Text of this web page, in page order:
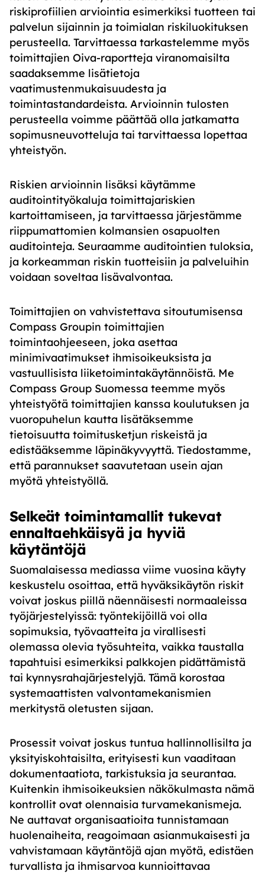
riskiprofiilien arviointia esimerkiksi tuotteen tai
palvelun sijainnin ja toimialan riskiluokituksen
perusteella. Tarvittaessa tarkastelemme myös
toimittajien Oiva-raportteja viranomaisilta
saadaksemme lisätietoja
vaatimustenmukaisuudesta ja
toimintastandardeista. Arvioinnin tulosten
perusteella voimme päättää olla jatkamatta
sopimusneuvotteluja tai tarvittaessa lopettaa
yhteistyön.
Riskien arvioinnin lisäksi käytämme
auditointityökaluja toimittajariskien
kartoittamiseen, ja tarvittaessa järjestämme
riippumattomien kolmansien osapuolten
auditointeja. Seuraamme auditointien tuloksia,
ja korkeamman riskin tuotteisiin ja palveluihin
voidaan soveltaa lisävalvontaa.
Toimittajien on vahvistettava sitoutumisensa
Compass Groupin toimittajien
toimintaohjeeseen, joka asettaa
minimivaatimukset ihmisoikeuksista ja
vastuullisista liiketoimintakäytännöistä. Me
Compass Group Suomessa teemme myös
yhteistyötä toimittajien kanssa koulutuksen ja
vuoropuhelun kautta lisätäksemme
tietoisuutta toimitusketjun riskeistä ja
edistääksemme läpinäkyvyyttä. Tiedostamme,
että parannukset saavutetaan usein ajan
myötä yhteistyöllä.
Selkeät toimintamallit tukevat
ennaltaehkäisyä ja hyviä
käytäntöjä
Suomalaisessa mediassa viime vuosina käyty
keskustelu osoittaa, että hyväksikäytön riskit
voivat joskus piillä näennäisesti normaaleissa
työjärjestelyissä: työntekijöillä voi olla
sopimuksia, työvaatteita ja virallisesti
olemassa olevia työsuhteita, vaikka taustalla
tapahtuisi esimerkiksi palkkojen pidättämistä
tai kynnysrahajärjestelyjä. Tämä korostaa
systemaattisten valvontamekanismien
merkitystä oletusten sijaan.
Prosessit voivat joskus tuntua hallinnollisilta ja
yksityiskohtaisilta, erityisesti kun vaaditaan
dokumentaatiota, tarkistuksia ja seurantaa.
Kuitenkin ihmisoikeuksien näkökulmasta nämä
kontrollit ovat olennaisia turvamekanismeja.
Ne auttavat organisaatioita tunnistamaan
huolenaiheita, reagoimaan asianmukaisesti ja
vahvistamaan käytäntöjä ajan myötä, edistäen
turvallista ja ihmisarvoa kunnioittavaa